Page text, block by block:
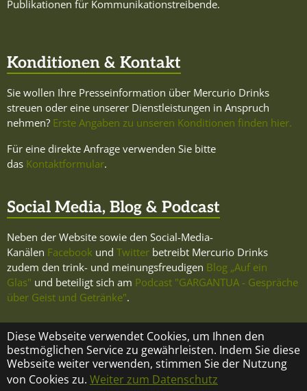
Diese Webseite verwendet Cookies, um Ihnen den
bestmöglichen Service zu gewährleisten. Indem Sie diese
Webseite weiter verwenden, stimmen Sie der Nutzung
von Cookies zu. Weiter zum Datenschutz
Publikationen für Kommunikationstreibende.
Konditionen & Kontakt
Sie wollen Ihre Presseinformation über Mercurio Drinks
streuen oder eine unserer Dienstleistungen in Anspruch
nehmen? Erste Angaben zu unseren Konditionen finden hier.
Für eine direkte Anfrage verwenden Sie bitte
das Kontaktformular.
Social Media, Blog & Podcast
Neben der Website sowie den Social-Media-
Kanälen Facebook und Twitter betreibt Mercurio Drinks
zudem den trink- und meinungsfreudigen Blog „Auf ein
Glas" und beteiligt sich am Podcast "GARGANTUA - Gespräche
über Geist und Getränke".
KONTAKT ÜBER MERCURIO DRINKS
IMPRESSUM